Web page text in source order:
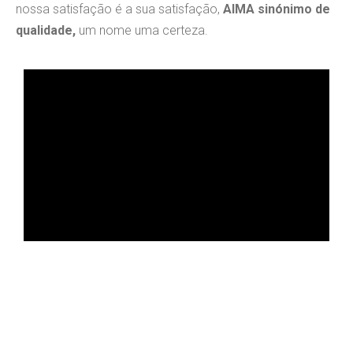
nossa satisfação é a sua satisfação, AIMA sinónimo de
qualidade, um nome uma certeza.